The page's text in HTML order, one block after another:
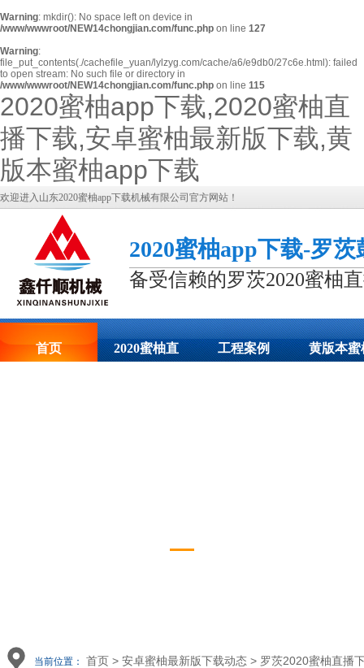
Warning: mkdir(): No space left on device in
/www/wwwroot/NEW14chongjian.com/func.php on line 127
Warning:
file_put_contents(./cachefile_yuan/lylzyg.com/cache/a6/e9db0/27c6e.html): failed
to open stream: No such file or directory in
/www/wwwroot/NEW14chongjian.com/func.php on line 115
2020蜜柚app下载,2020蜜柚直
播下载,安卓蜜柚最新版下载,黄
版本蜜柚app下载
欢迎进入山东2020蜜柚app下载机械有限公司官方网站！
2020蜜柚app下载-罗
备受信赖的罗茨2020蜜柚
首页 2020蜜柚直 工程案例 黄版本蜜
当前位置： 首页 > 安卓蜜柚最新版下载动态 > 罗茨2020蜜柚直播